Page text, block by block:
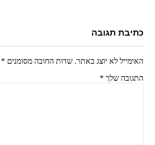
כתיבת תגובה
האימייל לא יוצג באתר. שדות החובה מסומנים *
התגובה שלך *